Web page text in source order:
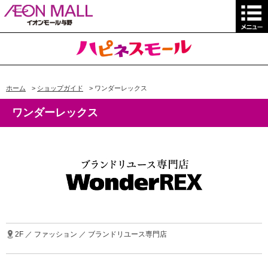
ホーム > ショップガイド > ワンダーレックス
ワンダーレックス
2F ／ ファッション ／ ブランドリユース専門店